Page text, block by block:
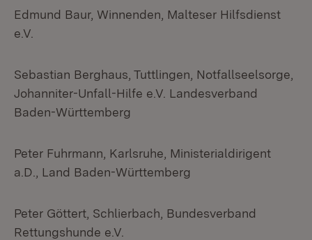
Edmund Baur, Winnenden, Malteser Hilfsdienst
e.V.
Sebastian Berghaus, Tuttlingen, Notfallseelsorge,
Johanniter-Unfall-Hilfe e.V. Landesverband
Baden-Württemberg
Peter Fuhrmann, Karlsruhe, Ministerialdirigent
a.D., Land Baden-Württemberg
Peter Göttert, Schlierbach, Bundesverband
Rettungshunde e.V.